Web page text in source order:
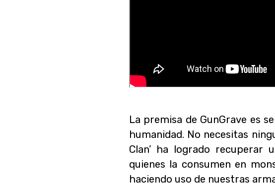
La premisa de GunGrave es
humanidad. No necesitas
Clan’ ha logrado recuperar
quienes la consumen en
haciendo uso de nuestras